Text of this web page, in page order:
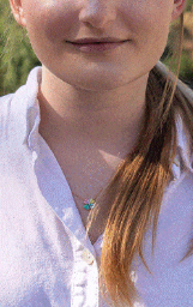
Levane nel
Cronaca 4 Agosto
Un anno fa la
Gianni, Giulia
processo, lo